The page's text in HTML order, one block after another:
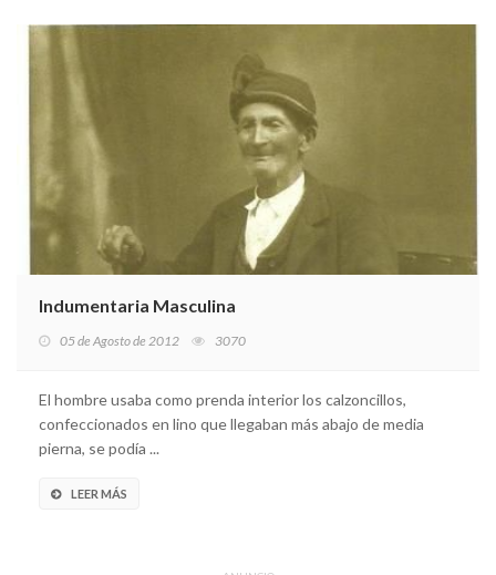
Indumentaria Masculina
05 de Agosto de 2012 3070
El hombre usaba como prenda interior los calzoncillos,
confeccionados en lino que llegaban más abajo de media
pierna, se podía ...
LEER MÁS